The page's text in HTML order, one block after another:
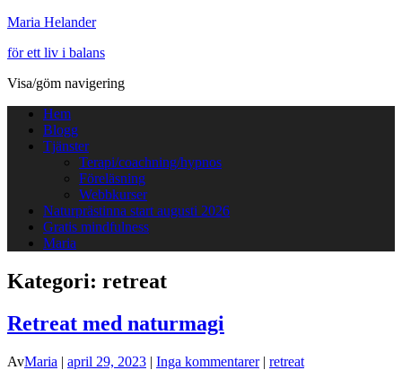
Maria Helander
för ett liv i balans
Visa/göm navigering
Hem
Blogg
Tjänster
Terapi/coachning/hypnos
Föreläsning
Webbkurser
Naturprästinna start augusti 2026
Gratis mindfulness
Maria
Kategori: retreat
Retreat med naturmagi
AvMaria | april 29, 2023 | Inga kommentarer| retreat